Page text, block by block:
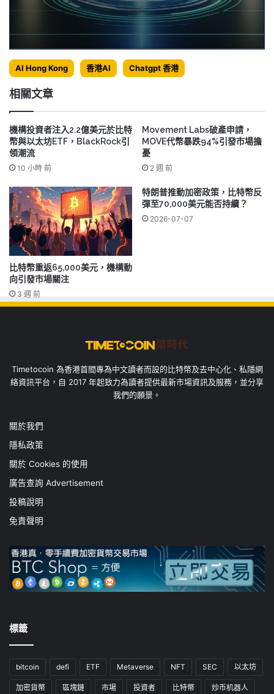
AI Hong Kong 香港AI Chatgpt 香港
相關文章
機構投資者注入2.2億美元於比特
幣與以太坊ETF，BlackRock引
領潮流
10 小時 前
Movement Labs破產申請，
MOVE代幣暴跌94%引發市場擔
憂
2 週 前
比特幣重返65,000美元，機構動
向引發市場關注
3 週 前
特朗普推動加密政策，比特幣反
彈至70,000美元能否持續？
2026-07-07
Timetocoin 為香港首間專為中文讀者而設的比特幣及去中心化、私隱網
絡資訊平台，自 2017 年起致力為讀者提供最新市場資訊及服務，並分享
我們的願景。
關於我們
隱私政策
關於 Cookies 的使用
廣告查詢 Advertisement
投稿說明
免責聲明
標籤
bitcoin defi ETF Metaverse NFT SEC 以太坊
加密貨幣 區塊鏈 市場 投資者 比特幣 炒币机器人